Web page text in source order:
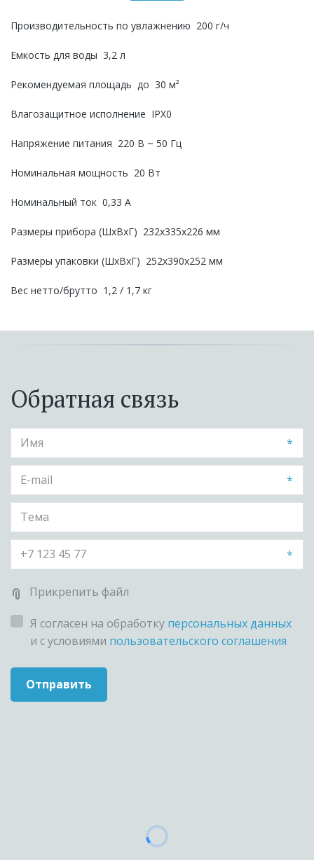
Производительность по увлажнению  200 г/ч
Емкость для воды  3,2 л
Рекомендуемая площадь  до  30 м²
Влагозащитное исполнение  IPX0
Напряжение питания  220 В ~ 50 Гц
Номинальная мощность  20 Вт
Номинальный ток  0,33 A
Размеры прибора (ШхВхГ)  232x335x226 мм
Размеры упаковки (ШхВхГ)  252x390x252 мм
Вес нетто/брутто  1,2 / 1,7 кг
Обратная связь
*
*
*
Прикрепить файл
Я согласен на обработку персональных данных
и с условиями пользовательского соглашения
Отправить